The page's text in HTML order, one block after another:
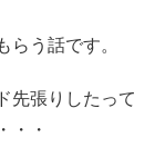
らう話です。
先張りしたって
・・